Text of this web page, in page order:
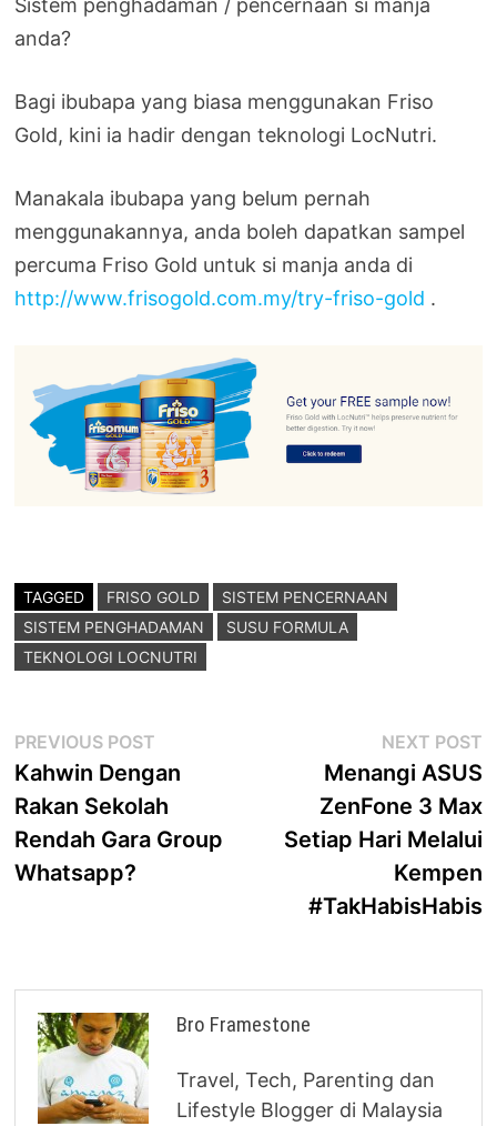
Sistem penghadaman / pencernaan si manja
anda?
Bagi ibubapa yang biasa menggunakan Friso
Gold, kini ia hadir dengan teknologi LocNutri.
Manakala ibubapa yang belum pernah
menggunakannya, anda boleh dapatkan sampel
percuma Friso Gold untuk si manja anda di
http://www.frisogold.com.my/try-friso-gold .
TAGGED FRISO GOLD
SISTEM PENCERNAAN
SISTEM PENGHADAMAN
SUSU FORMULA
TEKNOLOGI LOCNUTRI
Post
navigation
PREVIOUS POST
post:
Kahwin Dengan
Rakan Sekolah
Rendah Gara Group
Whatsapp?
NEXT POST
Menangi ASUS
ZenFone 3 Max
Setiap Hari Melalui
Kempen
#TakHabisHabis
Bro Framestone
Travel, Tech, Parenting dan
Lifestyle Blogger di Malaysia